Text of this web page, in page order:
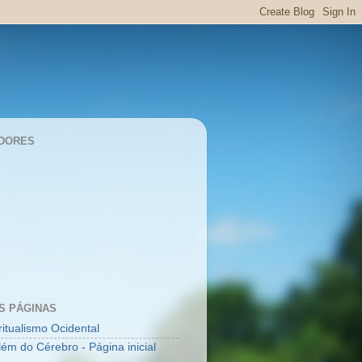
PÁGINAS
Ocidental
do Cérebro - Página inicial